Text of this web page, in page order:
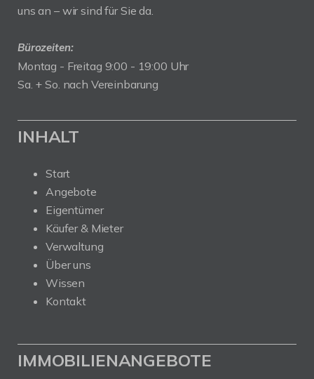
uns an – wir sind für Sie da.
Bürozeiten:
Montag - Freitag 9:00 - 19:00 Uhr
Sa. + So. nach Vereinbarung
INHALT
Start
Angebote
Eigentümer
Käufer & Mieter
Verwaltung
Über uns
Wissen
Kontakt
IMMOBILIENANGEBOTE